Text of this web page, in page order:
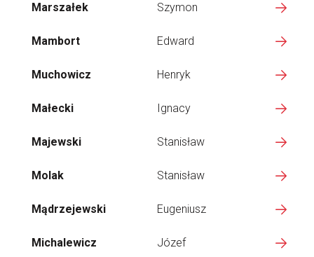
Marszałek Szymon
Mambort Edward
Muchowicz Henryk
Małecki Ignacy
Majewski Stanisław
Molak Stanisław
Mądrzejewski Eugeniusz
Michalewicz Józef